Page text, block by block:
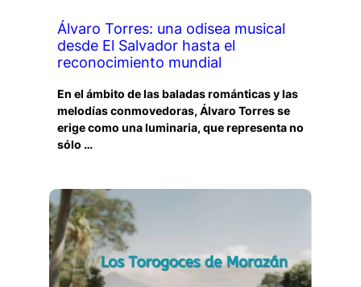
Álvaro Torres: una odisea musical
desde El Salvador hasta el
reconocimiento mundial
En el ámbito de las baladas románticas y las
melodías conmovedoras, Álvaro Torres se
erige como una luminaria, que representa no
sólo …